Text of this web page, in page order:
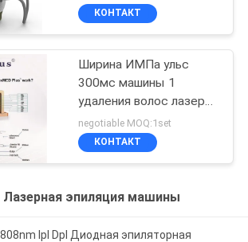
1064нм 808нм тройки
техника Германии
КОНТАКТ
Ширина ИМПа ульс
300мс машины 1
удаления волос лазера
диода Нд Яг 808нм -
10Хз частота 10 -
negotiable MOQ:1set
КОНТАКТ
Лазерная эпиляция машины
Ipl Dpl Диодная эпиляторная